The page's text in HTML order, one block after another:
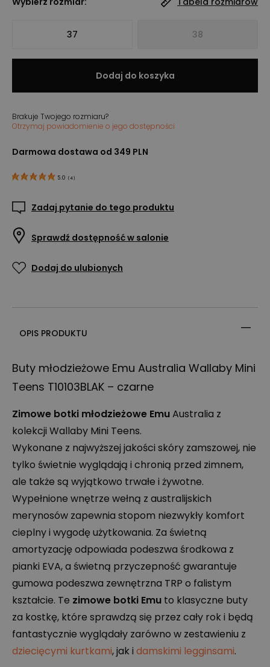
37 38
Dodaj do koszyka
Brakuje Twojego rozmiaru?
Otrzymaj powiadomienie o jego dostępności
Darmowa dostawa od 349 PLN
5.0 (4)
Zadaj pytanie do tego produktu
Sprawdź dostępność w salonie
Dodaj do ulubionych
OPIS PRODUKTU
Buty młodzieżowe Emu Australia Wallaby Mini
Teens T10103BLAK – czarne
Zimowe botki młodzieżowe EmuAustralia z
kolekcji Wallaby Mini Teens.
Wykonane z najwyższej jakości skóry zamszowej, nie
tylko świetnie wyglądają i chronią przed zimnem,
ale także są wyjątkowo trwałe i żywotne.
Wypełnione wnętrze wełną z australijskich
merynosów zapewnia stopom niezwykły komfort
cieplny i wygodę użytkowania. Za świetną
amortyzację odpowiada podeszwa środkowa z
pianki EVA, a świetną przyczepność gwarantuje
gumowa podeszwa zewnętrzna TRP o falistym
kształcie. Te zimowe botki Emu to klasyczne buty
za kostkę, które sprawdzą się przez cały rok i będą
fantastycznie wyglądały zarówno w zestawieniu z
dziecięcymi kurtkami, jak i damskimi legginsami.